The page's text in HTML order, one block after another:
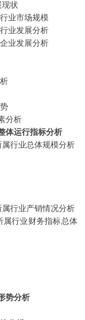
现状
行业市场规模
行业发展分析
企业发展分析
分析
体运行指标分析
属行业总体规模分析
属行业产销情况分析
属行业财务指标总体
势分析